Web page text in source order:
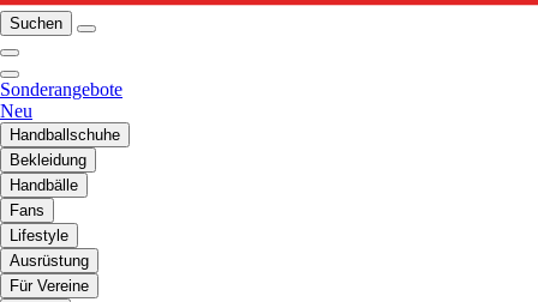
Suchen
Sonderangebote
Neu
Handballschuhe
Bekleidung
Handbälle
Fans
Lifestyle
Ausrüstung
Für Vereine